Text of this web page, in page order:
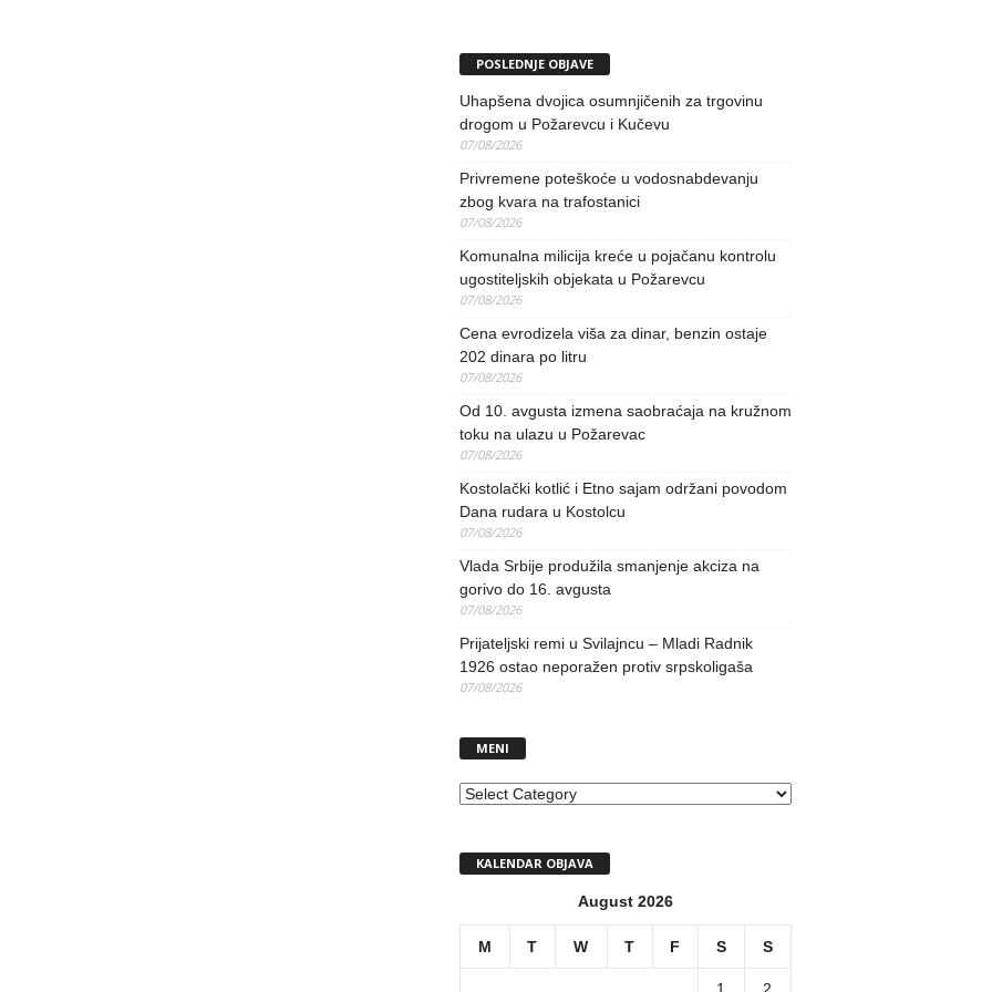
POSLEDNJE OBJAVE
Uhapšena dvojica osumnjičenih za trgovinu
drogom u Požarevcu i Kučevu
07/08/2026
Privremene poteškoće u vodosnabdevanju
zbog kvara na trafostanici
07/08/2026
Komunalna milicija kreće u pojačanu kontrolu
ugostiteljskih objekata u Požarevcu
07/08/2026
Cena evrodizela viša za dinar, benzin ostaje
202 dinara po litru
07/08/2026
Od 10. avgusta izmena saobraćaja na kružnom
toku na ulazu u Požarevac
07/08/2026
Kostolački kotlić i Etno sajam održani povodom
Dana rudara u Kostolcu
07/08/2026
Vlada Srbije produžila smanjenje akciza na
gorivo do 16. avgusta
07/08/2026
Prijateljski remi u Svilajncu – Mladi Radnik
1926 ostao neporažen protiv srpskoligaša
07/08/2026
MENI
MENI
KALENDAR OBJAVA
August 2026
M T W T F S S
1 2